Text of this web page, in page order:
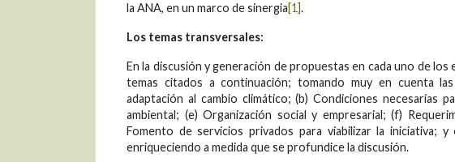
la ANA, en un marco de sinergia[1].
Los temas transversales:
En la discusión y generación de propuestas en cada uno de
temas citados a continuación; tomando muy en cuenta
adaptación al cambio climático; (b) Condiciones necesarias
ambiental; (e) Organización social y empresarial; (f)
Fomento de servicios privados para viabilizar la iniciativa;
enriqueciendo a medida que se profundice la discusión.